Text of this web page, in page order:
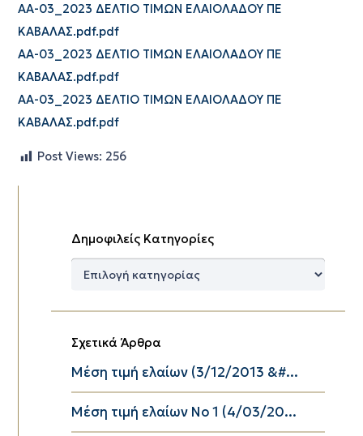
ΑΑ-03_2023 ΔΕΛΤΙΟ ΤΙΜΩΝ ΕΛΑΙΟΛΑΔΟΥ ΠΕ
ΚΑΒΑΛΑΣ.pdf.pdf
ΑΑ-03_2023 ΔΕΛΤΙΟ ΤΙΜΩΝ ΕΛΑΙΟΛΑΔΟΥ ΠΕ
ΚΑΒΑΛΑΣ.pdf.pdf
ΑΑ-03_2023 ΔΕΛΤΙΟ ΤΙΜΩΝ ΕΛΑΙΟΛΑΔΟΥ ΠΕ
ΚΑΒΑΛΑΣ.pdf.pdf
Post Views: 256
Δημοφιλείς Κατηγορίες
Δημοφιλείς
Σχετικά Άρθρα
Μέση τιμή ελαίων (3/12/2013 &#...
Μέση τιμή ελαίων Νο 1 (4/03/20...